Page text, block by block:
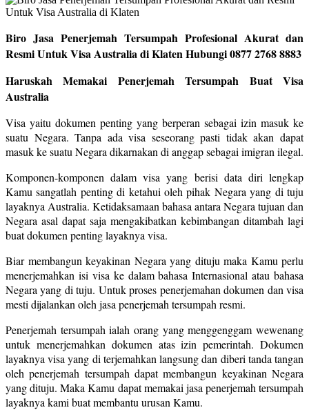
Biro Jasa Penerjemah Tersumpah Profesional Akurat dan
Resmi Untuk Visa Australia di Klaten Hubungi 0877 2768 8883
Haruskah Memakai Penerjemah Tersumpah Buat Visa
Australia
Visa yaitu dokumen penting yang berperan sebagai izin masuk ke
suatu Negara. Tanpa ada visa seseorang pasti tidak akan dapat
masuk ke suatu Negara dikarnakan di anggap sebagai imigran ilegal.
Komponen-komponen dalam visa yang berisi data diri lengkap
Kamu sangatlah penting di ketahui oleh pihak Negara yang di tuju
layaknya Australia. Ketidaksamaan bahasa antara Negara tujuan dan
Negara asal dapat saja mengakibatkan kebimbangan ditambah lagi
buat dokumen penting layaknya visa.
Biar membangun keyakinan Negara yang dituju maka Kamu perlu
menerjemahkan isi visa ke dalam bahasa Internasional atau bahasa
Negara yang di tuju. Untuk proses penerjemahan dokumen dan visa
mesti dijalankan oleh jasa penerjemah tersumpah resmi.
Penerjemah tersumpah ialah orang yang menggenggam wewenang
untuk menerjemahkan dokumen atas izin pemerintah. Dokumen
layaknya visa yang di terjemahkan langsung dan diberi tanda tangan
oleh penerjemah tersumpah dapat membangun keyakinan Negara
yang dituju. Maka Kamu dapat memakai jasa penerjemah tersumpah
layaknya kami buat membantu urusan Kamu.